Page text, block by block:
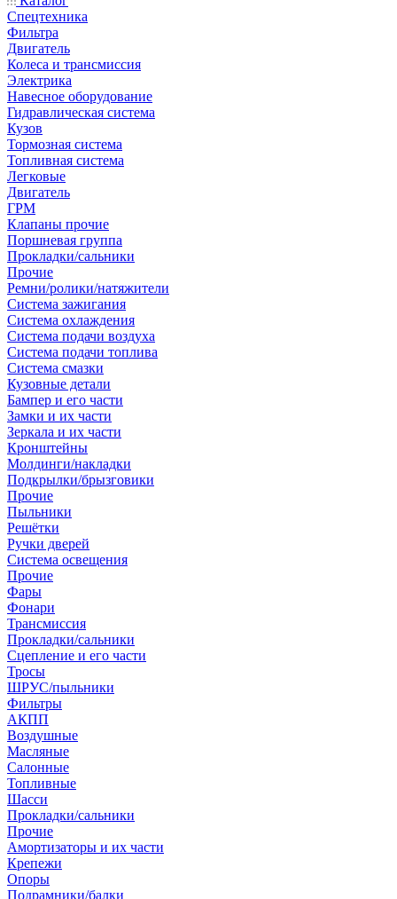
Спецтехника
Фильтра
Двигатель
Колеса и трансмиссия
Электрика
Навесное оборудование
Гидравлическая система
Кузов
Тормозная система
Топливная система
Легковые
Двигатель
ГРМ
Клапаны прочие
Поршневая группа
Прокладки/сальники
Прочие
Ремни/ролики/натяжители
Система зажигания
Система охлаждения
Система подачи воздуха
Система подачи топлива
Система смазки
Кузовные детали
Бампер и его части
Замки и их части
Зеркала и их части
Кронштейны
Молдинги/накладки
Подкрылки/брызговики
Прочие
Пыльники
Решётки
Ручки дверей
Система освещения
Прочие
Фары
Фонари
Трансмиссия
Прокладки/сальники
Сцепление и его части
Тросы
ШРУС/пыльники
Фильтры
АКПП
Воздушные
Масляные
Салонные
Топливные
Шасси
Прокладки/сальники
Прочие
Амортизаторы и их части
Крепежи
Опоры
Подрамники/балки